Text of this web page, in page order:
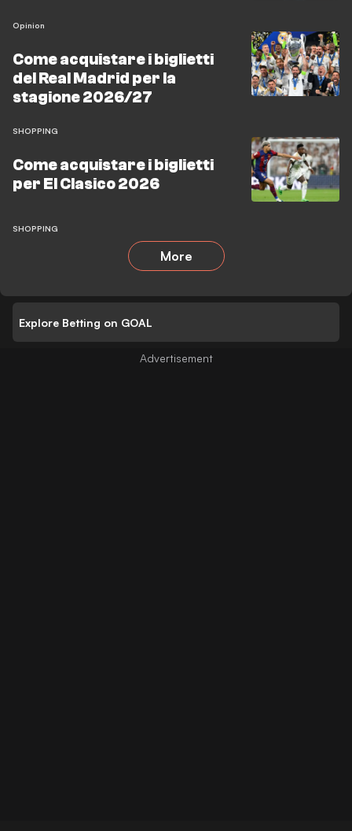
Opinion
Come acquistare i biglietti
del Real Madrid per la
stagione 2026/27
SHOPPING
Come acquistare i biglietti
per El Clasico 2026
SHOPPING
More
Explore Betting on GOAL